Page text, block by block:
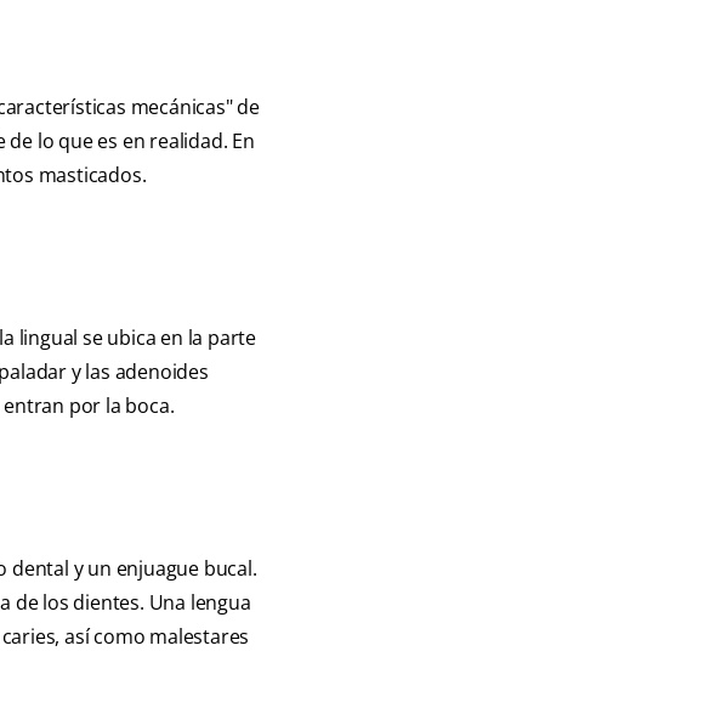
mecánicas" de
lo que es en realidad. En
masticados.
lingual se ubica en la parte
y las adenoides
por la boca.
dental y un enjuague bucal.
de los dientes. Una lengua
así como malestares